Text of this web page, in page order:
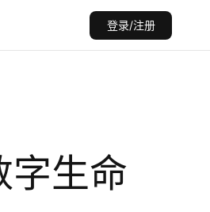
登录/注册
字生命